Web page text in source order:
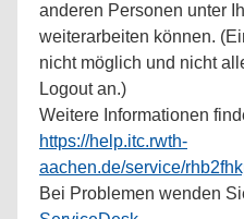
anderen Personen unter
weiterarbeiten können.
nicht möglich und nicht
Logout an.)
Weitere Informationen
https://help.itc.rwth-
aachen.de/service/
Bei Problemen wenden